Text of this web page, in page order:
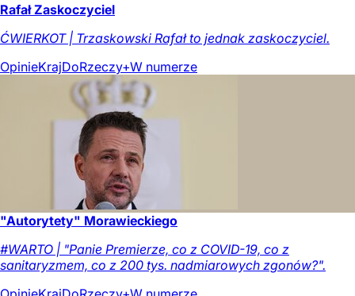
Rafał Zaskoczyciel
ĆWIERKOT | Trzaskowski Rafał to jednak zaskoczyciel.
OpinieKrajDoRzeczy+W numerze
"Autorytety" Morawieckiego
#WARTO | "Panie Premierze, co z COVID-19, co z
sanitaryzmem, co z 200 tys. nadmiarowych zgonów?".